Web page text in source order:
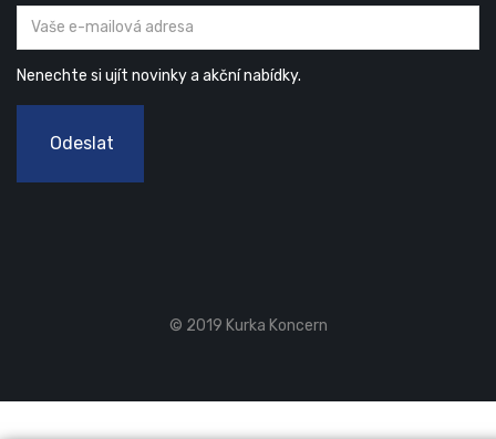
Nenechte si ujít novinky a akční nabídky.
Odeslat
© 2019 Kurka Koncern